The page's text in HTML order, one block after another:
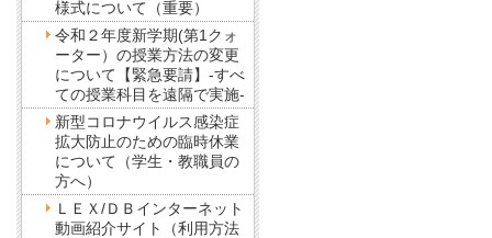
様式について（重要）
令和２年度新学期(第1クォ
ーター）の授業方法の変更
について【緊急要請】-すべ
ての授業科目を遠隔で実施-
新型コロナウイルス感染症
拡大防止のための臨時休業
について（学生・教職員の
方へ）
ＬＥＸ/ＤＢインターネット
動画紹介サイト（利用方法